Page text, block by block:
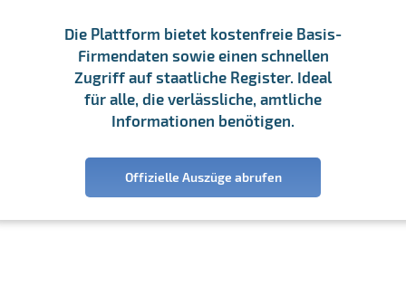
Die Plattform bietet kostenfreie Basis-
Firmendaten sowie einen schnellen
Zugriff auf staatliche Register. Ideal
für alle, die verlässliche, amtliche
Informationen benötigen.
Offizielle Auszüge abrufen